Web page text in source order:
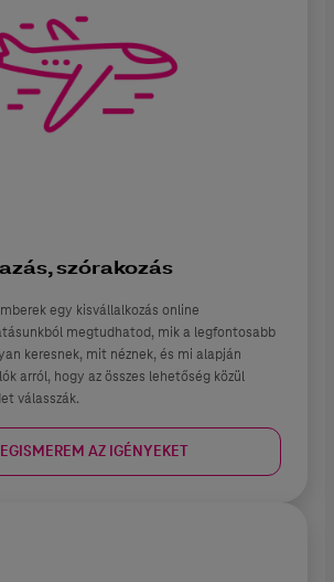
szórakozás
egy kisvállalkozás online
megtudhatod, mik a legfontosabb
keresnek, mit néznek, és mi alapján
arról, hogy az összes lehetőség közül
válasszák.
AZ IGÉNYEKET